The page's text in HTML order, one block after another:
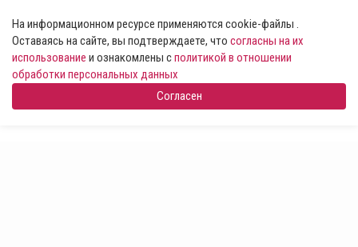
На информационном ресурсе применяются cookie-файлы .
Оставаясь на сайте, вы подтверждаете, что согласны на их
использование и ознакомлены сполитикой в отношении
обработки персональных данных
Согласен